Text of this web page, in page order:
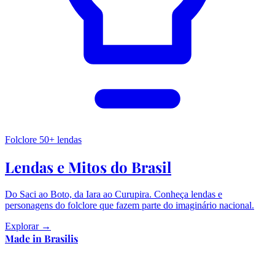
Folclore 50+ lendas
Lendas e Mitos do Brasil
Do Saci ao Boto, da Iara ao Curupira. Conheça lendas e
personagens do folclore que fazem parte do imaginário nacional.
Explorar →
Made in Brasilis